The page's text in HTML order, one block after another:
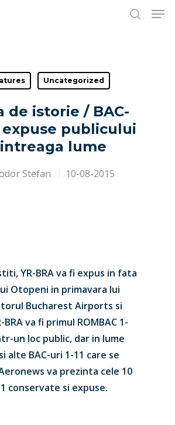
search or ESC to close
Uncategorized
de istorie / BAC-
expuse publicului
lume
Stefan 10-08-2015
YR-BRA va fi expus in fata
Otopeni in primavara lui
Bucharest Airports si
BRA va fi primul ROMBAC 1-
un loc public, dar in lume
alte BAC-uri 1-11 care se
va prezinta cele 10
conservate si expuse.